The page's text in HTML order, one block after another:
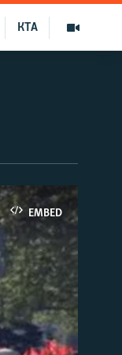
КТА
EMBED